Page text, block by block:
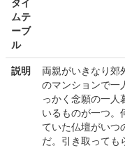
タイ
ムテ
ーブ
ル
説明
両親がいきなり郊
のマンションで一
っかく念願の一人
いるものが一つ。
ていた仏壇がいつ
だ。引き取っても